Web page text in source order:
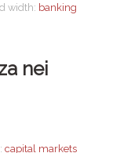
width: banking
nei
capital markets